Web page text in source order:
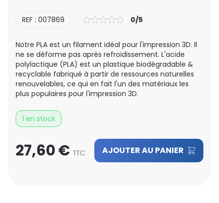
REF : 007869 0/5
Notre PLA est un filament idéal pour l'impression 3D. Il
ne se déforme pas après refroidissement. L'acide
polylactique (PLA) est un plastique biodégradable &
recyclable fabriqué à partir de ressources naturelles
renouvelables, ce qui en fait l'un des matériaux les
plus populaires pour l'impression 3D.
1 en stock
27,60€ TTC AJOUTER AU PANIER